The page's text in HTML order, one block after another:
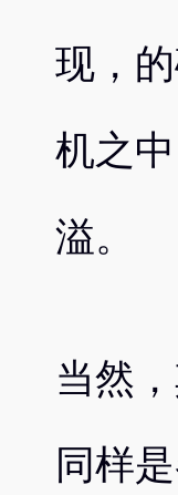
现，
机之
溢。
当然
同样